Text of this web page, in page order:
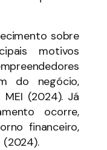
sobre
motivos
do negócio,
(2024). Já
ocorre,
financeiro,
(2024).